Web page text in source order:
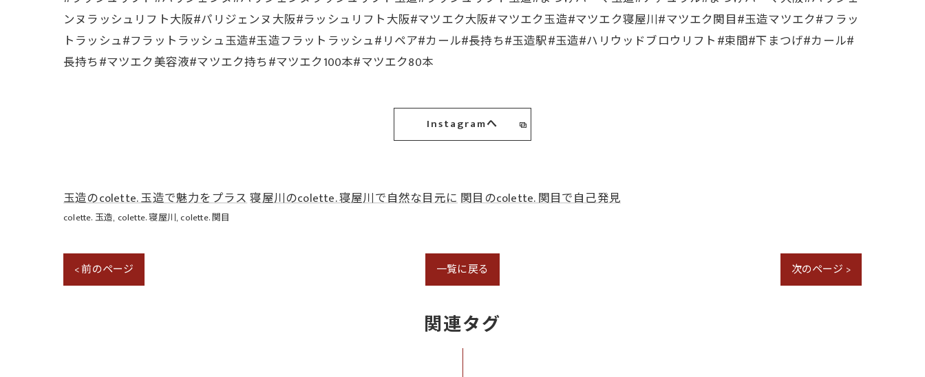
ンヌラッシュリフト大阪#パリジェンヌ大阪#ラッシュリフト大阪#マツエク大阪#マツエク玉造#マツエク寝屋川#マツエク関目#玉造マツエク#フラッ
トラッシュ#フラットラッシュ玉造#玉造フラットラッシュ#リペア#カール#長持ち#玉造駅#玉造#ハリウッドブロウリフト#束間#下まつげ#カール#
長持ち#マツエク美容液#マツエク持ち#マツエク100本#マツエク80本
Instagramへ
玉造のcolette. 玉造で魅力をプラス寝屋川のcolette. 寝屋川で自然な目元に関目のcolette. 関目で自己発見
colette. 玉造 colette. 寝屋川 colette. 関目
< 前のページ 一覧に戻る 次のページ >
関連タグ